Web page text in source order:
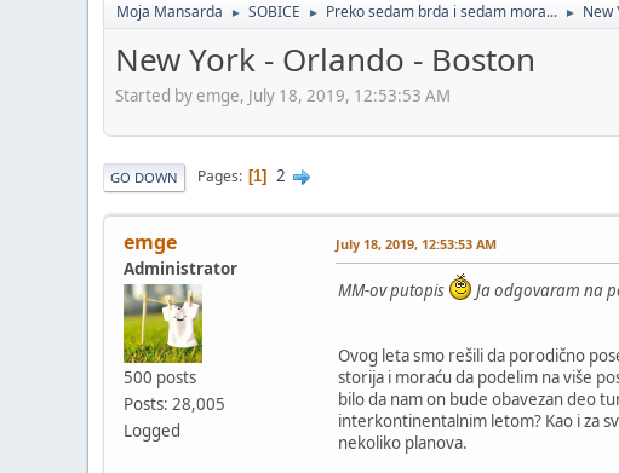
Moja Mansarda ► SOBICE ► Preko sedam brda i sedam mora... ► New
New York - Orlando - Boston
Started by emge, July 18, 2019, 12:53:53 AM
GO DOWN Pages 1 2
emge
Administrator
500 posts
Posts: 28,005
Logged
July 18, 2019, 12:53:53 AM
MM-ov putopis Ja odgovaram na
Ovog leta smo rešili da porodično
storija i moraću da podelim na više
bilo da nam on bude obavezan deo
interkontinentalnim letom? Kao i za
nekoliko planova.